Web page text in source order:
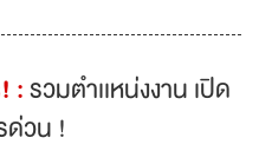
:รวมตำเเหน่งงาน เปิด
วน !